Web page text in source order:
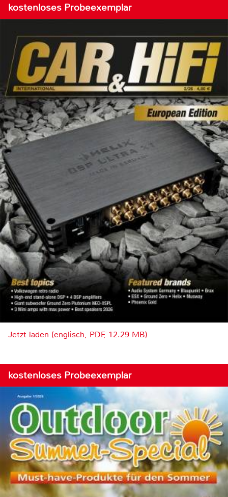
kostenloses Probeexemplar
Jetzt laden (englisch, PDF, 12.29 MB)
kostenloses Probeexemplar